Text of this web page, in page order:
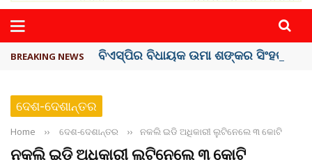
BREAKING NEWS ବିଏସ୍‌ପିର ବିଧାୟକ ଉମା ଶଙ୍କର ସିଂହଙ୍କ ...
ଦେଶ-ଦେଶାନ୍ତର
Home ›› ଦେଶ-ଦେଶାନ୍ତର ›› ନକଲି ଇଡି ଅଧିକାରୀ ଲୁଟିନେଲେ ୩ କୋଟି
ନକଲି ଇଡି ଅଧିକାରୀ ଲୁଟିନେଲେ ୩ କୋଟି